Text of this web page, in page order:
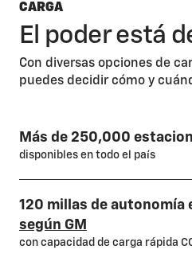
CARGA
El poder está
Con diversas opciones de
puedes decidir cómo y
Más de 250,000
disponibles en todo el país
120 millas de autonomía
según GM
con capacidad de carga rápida